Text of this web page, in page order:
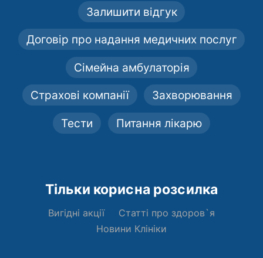
Залишити відгук
Договір про надання медичних послуг
Сімейна амбулаторія
Страхові компанії Захворювання
Тести Питання лікарю
Тільки корисна розсилка
Вигідні акції
Статті про здоров`я
Новини Клініки